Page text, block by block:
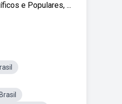
e Populares, ...